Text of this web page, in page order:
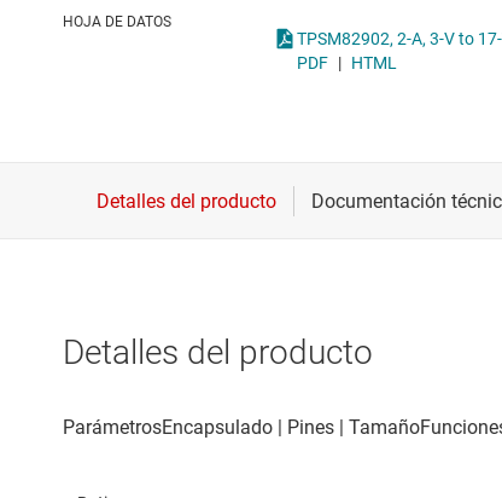
Controladores para motores
HOJA DE DATOS
PDF | HTML
Detalles del producto